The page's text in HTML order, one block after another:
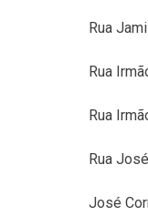
Rua
Rua
Rua
Rua
José